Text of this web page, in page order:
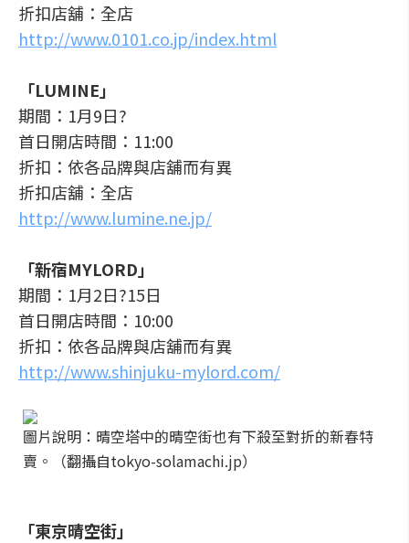
折扣店舖：全店
http://www.0101.co.jp/index.html
「LUMINE」
期間：1月9日?
首日開店時間：11:00
折扣：依各品牌與店舖而有異
折扣店舖：全店
http://www.lumine.ne.jp/
「新宿MYLORD」
期間：1月2日?15日
首日開店時間：10:00
折扣：依各品牌與店舖而有異
http://www.shinjuku-mylord.com/
圖片說明：晴空塔中的晴空街也有下殺至對折的新春特
賣。（翻攝自tokyo-solamachi.jp）
「東京晴空街」